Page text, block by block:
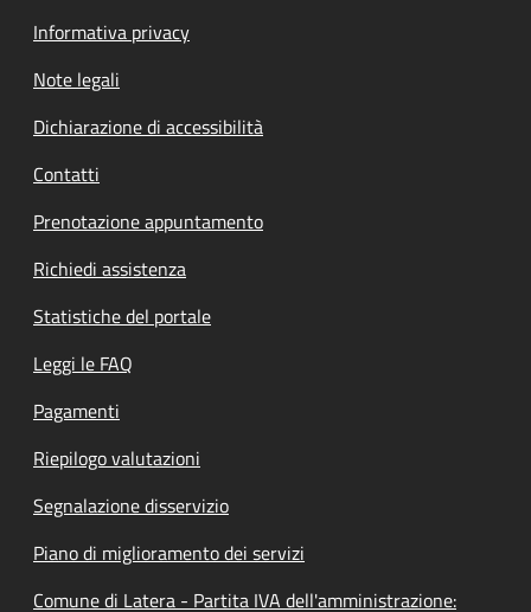
Informativa privacy
Note legali
Dichiarazione di accessibilità
Contatti
Prenotazione appuntamento
Richiedi assistenza
Statistiche del portale
Leggi le FAQ
Pagamenti
Riepilogo valutazioni
Segnalazione disservizio
Piano di miglioramento dei servizi
Comune di Latera - Partita IVA dell'amministrazione: